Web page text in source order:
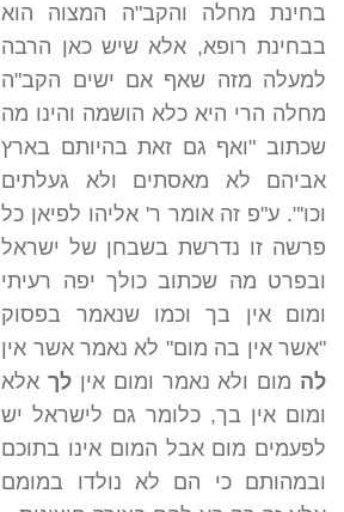
בחינת מחלה והקב"ה המצוה הוא
בבחינת רופא, אלא שיש כאן הרבה
למעלה מזה שאף אם ישים הקב"ה
מחלה הרי היא כלא הושמה והינו מה
שכתוב "ואף גם זאת בהיותם בארץ
אביהם לא מאסתים ולא געלתים
וכו'". ע"פ זה אומר ר' אליהו לפיאן כל
פרשה זו נדרשת בשבחן של ישראל
ובפרט מה שכתוב כולך יפה רעיתי
ומום אין בך וכמו שנאמר בפסוק
"אשר אין בה מום" לא נאמר אשר אין
לה מום ולא נאמר ומום אין לךאלא
ומום אין בך, כלומר גם לישראל יש
לפעמים מום אבל המום אינו בתוכם
ובמהותם כי הם לא נולדו במומם